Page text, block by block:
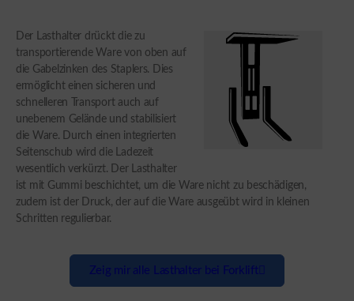
Der Lasthalter drückt die zu
transportierende Ware von oben auf
die Gabelzinken des Staplers. Dies
ermöglicht einen sicheren und
schnelleren Transport auch auf
unebenem Gelände und stabilisiert
die Ware. Durch einen integrierten
Seitenschub wird die Ladezeit
wesentlich verkürzt. Der Lasthalter
ist mit Gummi beschichtet, um die Ware nicht zu beschädigen,
zudem ist der Druck, der auf die Ware ausgeübt wird in kleinen
Schritten regulierbar.
Zeig mir alle Lasthalter bei Forklift